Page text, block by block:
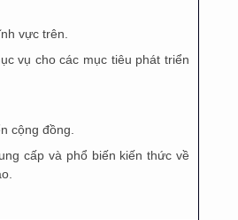
vực trên.
vụ cho các mục tiêu phát triển
cộng đồng.
cấp và phổ biến kiến thức về